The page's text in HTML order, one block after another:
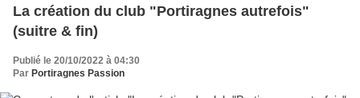
La création du club "Portiragnes autrefois"
(suitre & fin)
Publié le 20/10/2022 à 04:30
Par Portiragnes Passion